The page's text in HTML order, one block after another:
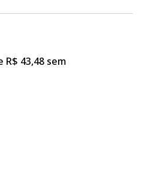
R$ 43,48 sem